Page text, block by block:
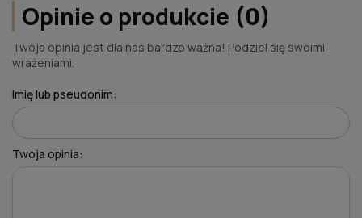
Opinie o produkcie (0)
Twoja opinia jest dla nas bardzo ważna! Podziel się swoimi
wrażeniami.
Imię lub pseudonim:
Twoja opinia: